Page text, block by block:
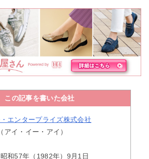
この記事を書いた会社
エンタープライズ株式会社
アイ・イー・アイ）
和57年（1982年）9月1日